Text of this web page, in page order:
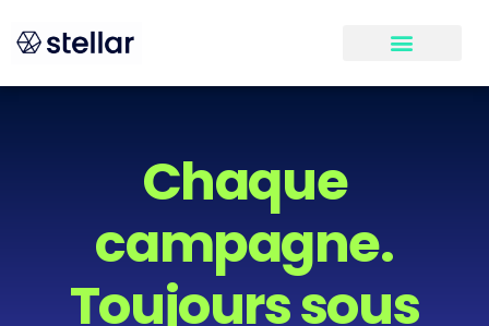
Chaque
campagne.
Toujours sous